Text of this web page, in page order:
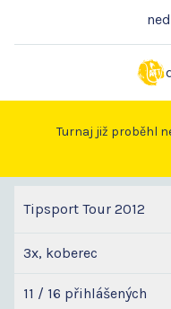
Turnaj již proběhl
Tipsport Tour 2012
3x, koberec
11 / 16 přihlášených